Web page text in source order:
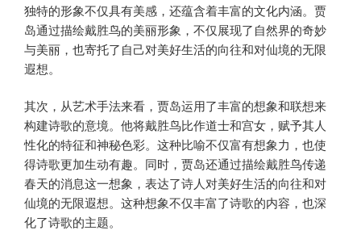
独特的形象不仅具有美感，还蕴含着丰富的文化内涵。贾
岛通过描绘戴胜鸟的美丽形象，不仅展现了自然界的奇妙
与美丽，也寄托了自己对美好生活的向往和对仙境的无限
遐想。
其次，从艺术手法来看，贾岛运用了丰富的想象和联想来
构建诗歌的意境。他将戴胜鸟比作道士和宫女，赋予其人
性化的特征和神秘色彩。这种比喻不仅富有想象力，也使
得诗歌更加生动有趣。同时，贾岛还通过描绘戴胜鸟传递
春天的消息这一想象，表达了诗人对美好生活的向往和对
仙境的无限遐想。这种想象不仅丰富了诗歌的内容，也深
化了诗歌的主题。